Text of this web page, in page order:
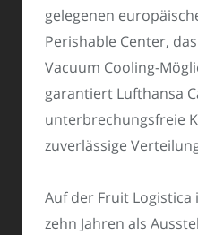
gelegenen
Perishable Center,
Vacuum Cooling-
garantiert Lufthansa
unterbrechungsfreie
zuverlässige
Auf der Fruit
zehn Jahren als